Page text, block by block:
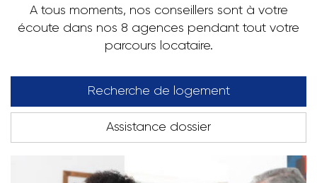
A tous moments, nos conseillers sont à votre
écoute dans nos 8 agences pendant tout votre
parcours locataire.
Recherche de logement
Assistance dossier